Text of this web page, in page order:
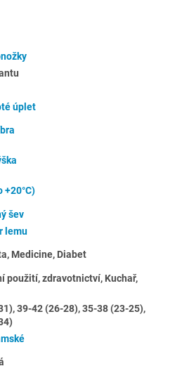
úplet
+20°C)
šev
lemu
Medicine, Diabet
použití, zdravotnictví, Kuchař,
39-42 (26-28), 35-38 (23-25),